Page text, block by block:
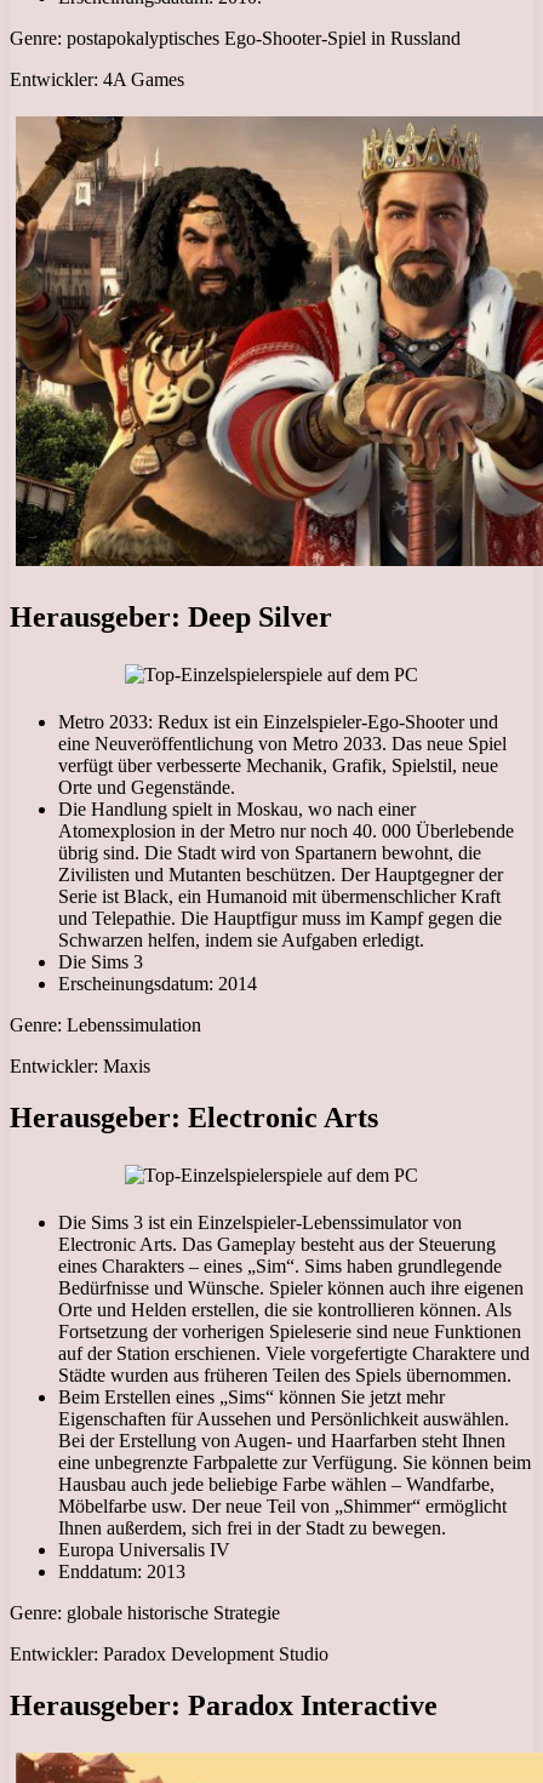
Genre: postapokalyptisches Ego-Shooter-Spiel in Russland
Entwickler: 4A Games
Herausgeber: Deep Silver
Metro 2033: Redux ist ein Einzelspieler-Ego-Shooter und
eine Neuveröffentlichung von Metro 2033. Das neue Spiel
verfügt über verbesserte Mechanik, Grafik, Spielstil, neue
Orte und Gegenstände.
Die Handlung spielt in Moskau, wo nach einer
Atomexplosion in der Metro nur noch 40. 000 Überlebende
übrig sind. Die Stadt wird von Spartanern bewohnt, die
Zivilisten und Mutanten beschützen. Der Hauptgegner der
Serie ist Black, ein Humanoid mit übermenschlicher Kraft
und Telepathie. Die Hauptfigur muss im Kampf gegen die
Schwarzen helfen, indem sie Aufgaben erledigt.
Die Sims 3
Erscheinungsdatum: 2014
Genre: Lebenssimulation
Entwickler: Maxis
Herausgeber: Electronic Arts
Die Sims 3 ist ein Einzelspieler-Lebenssimulator von
Electronic Arts. Das Gameplay besteht aus der Steuerung
eines Charakters – eines „Sim“. Sims haben grundlegende
Bedürfnisse und Wünsche. Spieler können auch ihre eigenen
Orte und Helden erstellen, die sie kontrollieren können. Als
Fortsetzung der vorherigen Spieleserie sind neue Funktionen
auf der Station erschienen. Viele vorgefertigte Charaktere und
Städte wurden aus früheren Teilen des Spiels übernommen.
Beim Erstellen eines „Sims“ können Sie jetzt mehr
Eigenschaften für Aussehen und Persönlichkeit auswählen.
Bei der Erstellung von Augen- und Haarfarben steht Ihnen
eine unbegrenzte Farbpalette zur Verfügung. Sie können beim
Hausbau auch jede beliebige Farbe wählen – Wandfarbe,
Möbelfarbe usw. Der neue Teil von „Shimmer“ ermöglicht
Ihnen außerdem, sich frei in der Stadt zu bewegen.
Europa Universalis IV
Enddatum: 2013
Genre: globale historische Strategie
Entwickler: Paradox Development Studio
Herausgeber: Paradox Interactive